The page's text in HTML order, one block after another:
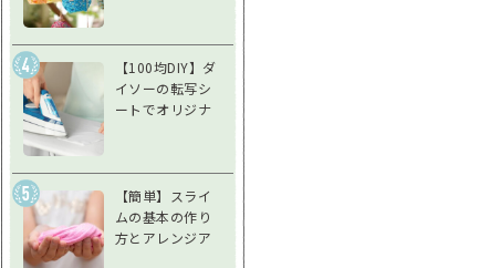
過ごそう
【100均DIY】ダ
イソーの転写シ
ートでオリジナ
意点を徹底解説
【簡単】スライ
ムの基本の作り
方とアレンジア